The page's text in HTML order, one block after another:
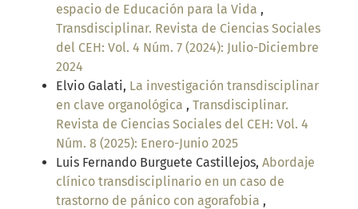
espacio de Educación para la Vida ,
Transdisciplinar. Revista de Ciencias Sociales
del CEH: Vol. 4 Núm. 7 (2024): Julio-Diciembre
2024
Elvio Galati, La investigación transdisciplinar
en clave organológica , Transdisciplinar.
Revista de Ciencias Sociales del CEH: Vol. 4
Núm. 8 (2025): Enero-Junio 2025
Luis Fernando Burguete Castillejos, Abordaje
clínico transdisciplinario en un caso de
trastorno de pánico con agorafobia ,